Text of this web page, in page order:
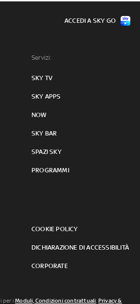
Servizi:
SKY TV
SKY APPS
NOW
SKY BAR
SPAZI SKY
PROGRAMMI
COOKIE POLICY
DICHIARAZIONE DI ACCESSIBILITÀ
CORPORATE
ACCEDI A SKY GO
per iModuli, Condizioni contrattuali, Privacy &